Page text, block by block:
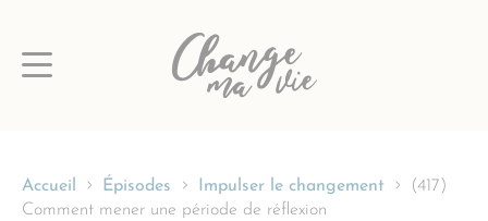
au
Accueil Épisodes Impulser le changement
(417)
Comment mener une période de réflexion